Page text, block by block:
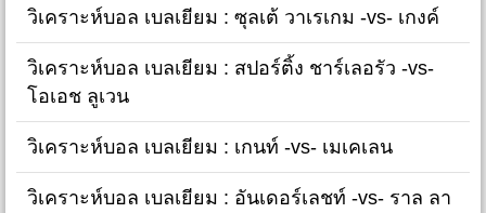
วิเคราะห์บอล เบลเยียม : ซุลเต้ วาเรเกม -vs- เกงค์
วิเคราะห์บอล เบลเยียม : สปอร์ติ้ง ชาร์เลอรัว -vs-
โอเอช ลูเวน
วิเคราะห์บอล เบลเยียม : เกนท์ -vs- เมเคเลน
วิเคราะห์บอล เบลเยียม : อันเดอร์เลชท์ -vs- ราล ลา